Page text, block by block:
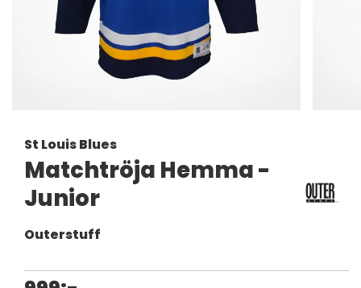
St Louis Blues
Matchtröja Hemma -
Junior
Outerstuff